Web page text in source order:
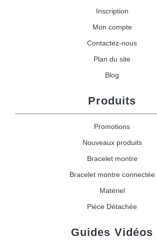
Inscription
Mon compte
Contactez-nous
Plan du site
Blog
Produits
Promotions
Nouveaux produits
Bracelet montre
Bracelet montre connectée
Matériel
Pièce Détachée
Guides Vidéos